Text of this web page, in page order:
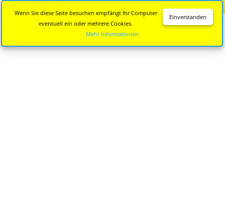
Einverstanden
Wenn Sie diese Seite besuchen empfängt Ihr Computer
eventuell ein oder mehrere Cookies.
Mehr Informationen